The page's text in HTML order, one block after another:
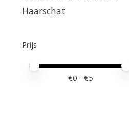
Haarschat
Prijs
Minimale prijswaarde
Price maximum value
€0 - €5